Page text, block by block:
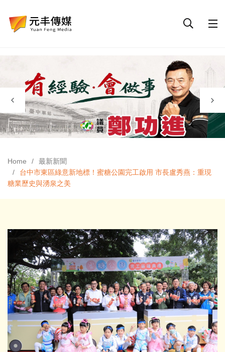
Home
最新新聞
台中市東區綠意新地標！蜜糖公園完工啟用 市長盧秀燕：重現
糖業歷史與湧泉之美